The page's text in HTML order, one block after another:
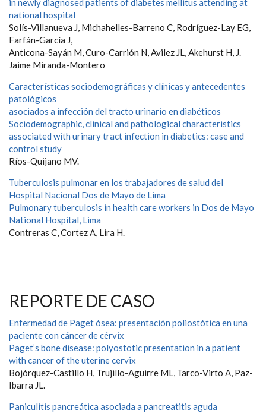
in newly diagnosed patients of diabetes mellitus attending at
national hospital
Solís-Villanueva J, Michahelles-Barreno C, Rodríguez-Lay EG,
Farfán-García J,
Anticona-Sayán M, Curo-Carrión N, Avilez JL, Akehurst H, J.
Jaime Miranda-Montero
Características sociodemográficas y clínicas y antecedentes
patológicos
asociados a infección del tracto urinario en diabéticos
Sociodemographic, clinical and pathological characteristics
associated with urinary tract infection in diabetics: case and
control study
Ríos-Quijano MV.
Tuberculosis pulmonar en los trabajadores de salud del
Hospital Nacional Dos de Mayo de Lima
Pulmonary tuberculosis in health care workers in Dos de Mayo
National Hospital, Lima
Contreras C, Cortez A, Lira H.
REPORTE DE CASO
Enfermedad de Paget ósea: presentación poliostótica en una
paciente con cáncer de cérvix
Paget’s bone disease: polyostotic presentation in a patient
with cancer of the uterine cervix
Bojórquez-Castillo H, Trujillo-Aguirre ML, Tarco-Virto A, Paz-
Ibarra JL.
Paniculitis pancreática asociada a pancreatitis aguda